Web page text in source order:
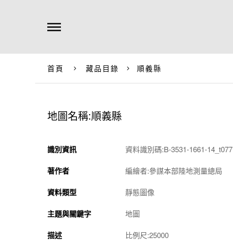
首頁 藏品目錄 順義縣
地圖名稱:順義縣
識別資訊 資料識別碼:B-3531-1661-14_t077
著作者 編繪者:參謀本部陸地測量總局
資料類型 靜態圖像
主題與關鍵字 地圖
描述 比例尺:25000